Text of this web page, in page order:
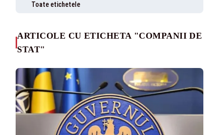
Toate etichetele
ARTICOLE CU ETICHETA "COMPANII DE
STAT"